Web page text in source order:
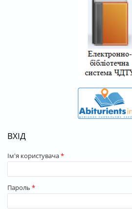
ВХІД
Ім'я користувача*
Пароль *